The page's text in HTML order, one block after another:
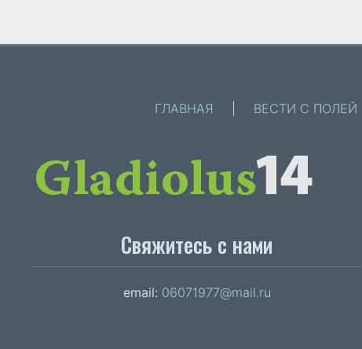
ГЛАВНАЯ ВЕСТИ С ПОЛЕЙ
Свяжитесь с нами
email: 06071977@mail.ru